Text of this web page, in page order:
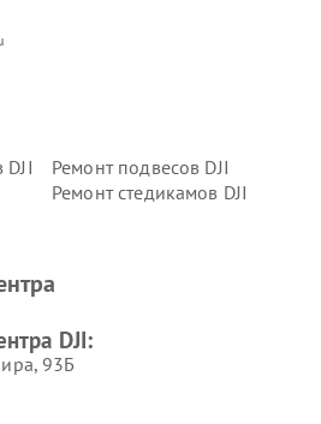
DJI
Ремонт подвесов DJI
Ремонт стедикамов DJI
DJI:
93Б